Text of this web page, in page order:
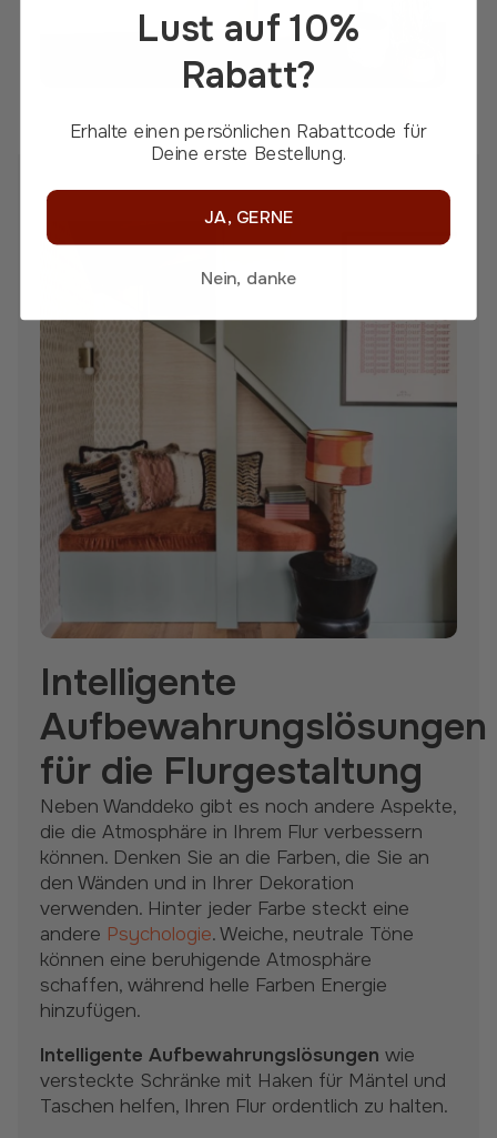
Intelligente
Aufbewahrungslösungen
für die Flurgestaltung
Neben Wanddeko gibt es noch andere Aspekte,
die die Atmosphäre in Ihrem Flur verbessern
können. Denken Sie an die Farben, die Sie an
den Wänden und in Ihrer Dekoration
verwenden. Hinter jeder Farbe steckt eine
andere Psychologie. Weiche, neutrale Töne
können eine beruhigende Atmosphäre
schaffen, während helle Farben Energie
hinzufügen.
Intelligente Aufbewahrungslösungen wie
versteckte Schränke mit Haken für Mäntel und
Taschen helfen, Ihren Flur ordentlich zu halten.
Lust auf 10%
Rabatt?
Erhalte einen persönlichen Rabattcode für
Deine erste Bestellung.
JA, GERNE
Nein, danke